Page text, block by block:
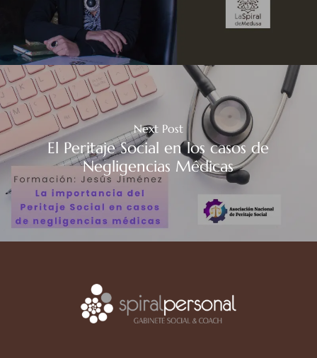
Next Post
El Peritaje Social en los casos de
Negligencias Médicas